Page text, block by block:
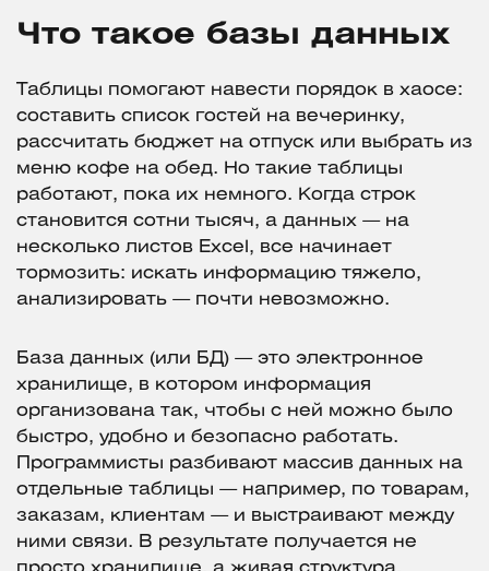
Что такое базы данных
Таблицы помогают навести порядок в хаосе:
составить список гостей на вечеринку,
рассчитать бюджет на отпуск или выбрать из
меню кофе на обед. Но такие таблицы
работают, пока их немного. Когда строк
становится сотни тысяч, а данных — на
несколько листов Excel, все начинает
тормозить: искать информацию тяжело,
анализировать — почти невозможно.
База данных (или БД) — это электронное
хранилище, в котором информация
организована так, чтобы с ней можно было
быстро, удобно и безопасно работать.
Программисты разбивают массив данных на
отдельные таблицы — например, по товарам,
заказам, клиентам — и выстраивают между
ними связи. В результате получается не